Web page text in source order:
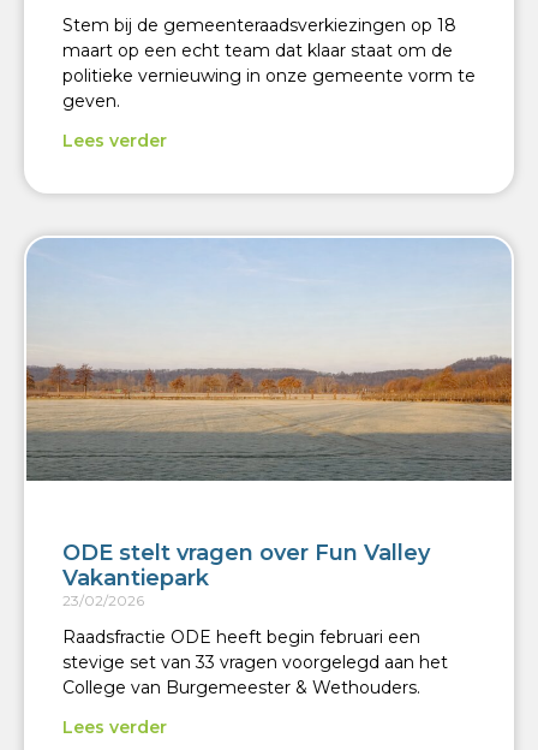
Stem bij de gemeenteraadsverkiezingen op 18
maart op een echt team dat klaar staat om de
politieke vernieuwing in onze gemeente vorm te
geven.
Lees verder
ODE stelt vragen over Fun Valley
Vakantiepark
23/02/2026
Raadsfractie ODE heeft begin februari een
stevige set van 33 vragen voorgelegd aan het
College van Burgemeester & Wethouders.
Lees verder